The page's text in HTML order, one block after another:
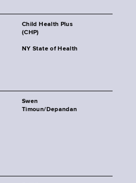
Child Health Plus
(CHP)
NY State of Health
Swen
Timoun/Depandan